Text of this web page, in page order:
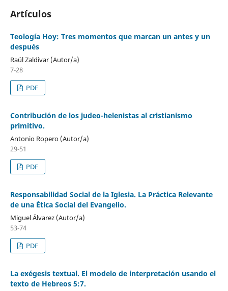
Artículos
Teología Hoy: Tres momentos que marcan un antes y un
después
Raúl Zaldivar (Autor/a)
7-28
PDF
Contribución de los judeo-helenistas al cristianismo
primitivo.
Antonio Ropero (Autor/a)
29-51
PDF
Responsabilidad Social de la Iglesia. La Práctica Relevante
de una Ética Social del Evangelio.
Miguel Álvarez (Autor/a)
53-74
PDF
La exégesis textual. El modelo de interpretación usando el
texto de Hebreos 5:7.